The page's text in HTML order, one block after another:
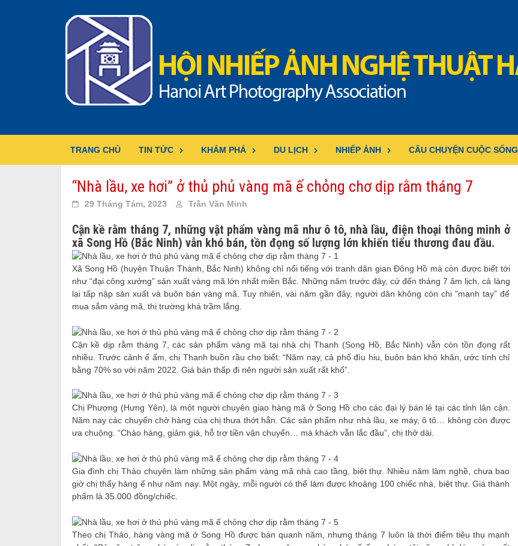
TRANG CHỦ TIN TỨC KHÁM PHÁ DU LỊCH NHIẾP ẢNH CÂU CHUYỆN CUỘC SỐNG
“Nhà lầu, xe hơi” ở thủ phủ vàng mã ế chỏng chơ dịp rằm tháng 7
29 Tháng Tám, 2023 Trần Văn Minh
Cận kề rằm tháng 7, những vật phẩm vàng mã như ô tô, nhà lầu, điện thoại thông minh ở
xã Song Hồ (Bắc Ninh) vẫn khó bán, tồn đọng số lượng lớn khiến tiểu thương đau đầu.
Xã Song Hồ (huyện Thuận Thành, Bắc Ninh) không chỉ nổi tiếng với tranh dân gian Đông Hồ mà còn được biết tới
như “đại công xưởng” sản xuất vàng mã lớn nhất miền Bắc. Những năm trước đây, cứ đến tháng 7 âm lịch, cả làng
lại tấp nập sản xuất và buôn bán vàng mã. Tuy nhiên, vài năm gần đây, người dân không còn chi “mạnh tay” để
mua sắm vàng mã, thị trường khá trầm lắng.
Cận kề dịp rằm tháng 7, các sản phẩm vàng mã tại nhà chị Thanh (Song Hồ, Bắc Ninh) vẫn còn tồn đọng rất
nhiều. Trước cảnh ế ẩm, chị Thanh buồn rầu cho biết: “Năm nay, cả phố đìu hiu, buôn bán khó khăn, ước tính chỉ
bằng 70% so với năm 2022. Giá bán thấp đi nên người sản xuất rất khổ”.
Chị Phượng (Hưng Yên), là một người chuyên giao hàng mã ở Song Hồ cho các đại lý bán lẻ tại các tỉnh lân cận.
Năm nay các chuyến chở hàng của chị thưa thớt hẳn. Các sản phẩm như nhà lầu, xe máy, ô tô… không còn được
ưa chuộng. “Chào hàng, giảm giá, hỗ trợ tiền vận chuyển… mà khách vẫn lắc đầu”, chị thở dài.
Gia đình chị Thảo chuyên làm những sản phẩm vàng mã nhà cao tầng, biệt thự. Nhiều năm làm nghề, chưa bao
giờ chị thấy hàng ế như năm nay. Một ngày, mỗi người có thể làm được khoảng 100 chiếc nhà, biệt thự. Giá thành
phẩm là 35.000 đồng/chiếc.
Theo chị Thảo, hàng vàng mã ở Song Hồ được bán quanh năm, nhưng tháng 7 luôn là thời điểm tiêu thụ mạnh